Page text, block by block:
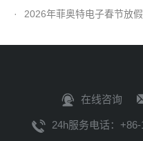
·
2026年菲奥特电子春节放
在线咨询
24h服务电话：